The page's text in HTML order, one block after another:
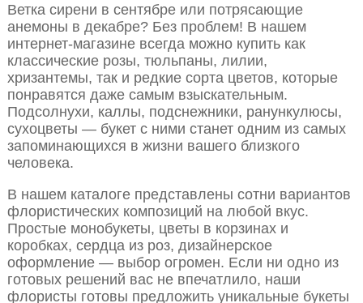
Ветка сирени в сентябре или потрясающие
анемоны в декабре? Без проблем! В нашем
интернет-магазине всегда можно купить как
классические розы, тюльпаны, лилии,
хризантемы, так и редкие сорта цветов, которые
понравятся даже самым взыскательным.
Подсолнухи, каллы, подснежники, ранункулюсы,
сухоцветы — букет с ними станет одним из самых
запоминающихся в жизни вашего близкого
человека.
В нашем каталоге представлены сотни вариантов
флористических композиций на любой вкус.
Простые монобукеты, цветы в корзинах и
коробках, сердца из роз, дизайнерское
оформление — выбор огромен. Если ни одно из
готовых решений вас не впечатлило, наши
флористы готовы предложить уникальные букеты